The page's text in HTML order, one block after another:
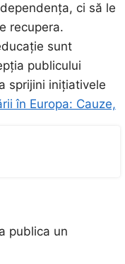
ci să le
recupera.
sunt
publicului
sprijini inițiativele
în Europa: Cauze,
publica un